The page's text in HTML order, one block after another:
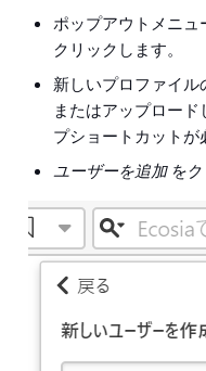
ポップアウトメニュ
クリックします。
新しいプロファイ
またはアップロー
プショートカットが
ユーザーを追加をク